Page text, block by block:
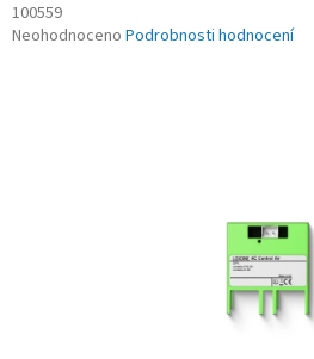
100559
Průměrné
Neohodnoceno Podrobnosti hodnocení